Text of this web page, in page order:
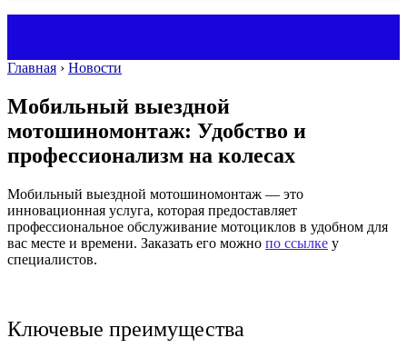
Главная › Новости
Мобильный выездной
мотошиномонтаж: Удобство и
профессионализм на колесах
Мобильный выездной мотошиномонтаж — это
инновационная услуга, которая предоставляет
профессиональное обслуживание мотоциклов в удобном для
вас месте и времени. Заказать его можно по ссылке у
специалистов.
Ключевые преимущества